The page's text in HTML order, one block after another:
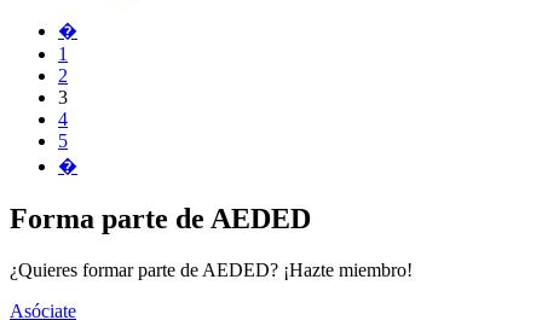
�
1
2
3
4
5
�
Forma parte de AEDED
¿Quieres formar parte de AEDED? ¡Hazte miembro!
Asóciate